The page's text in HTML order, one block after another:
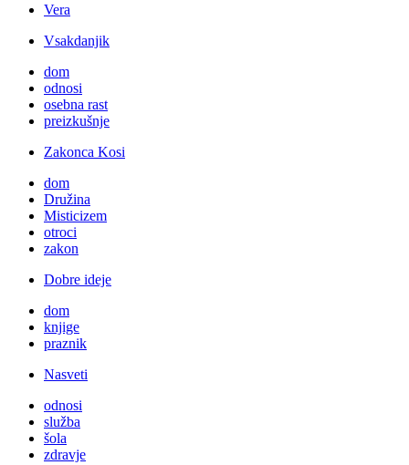
Vera
Vsakdanjik
dom
odnosi
osebna rast
preizkušnje
Zakonca Kosi
dom
Družina
Misticizem
otroci
zakon
Dobre ideje
dom
knjige
praznik
Nasveti
odnosi
služba
šola
zdravje